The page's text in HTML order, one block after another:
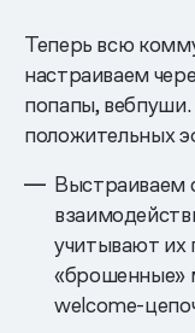
Теперь всю
настраиваем
попапы,
положительных
Выстраиваем
учитывают их
«брошенные»
welcome-